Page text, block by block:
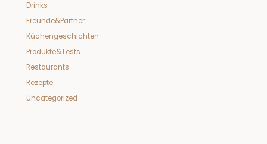
Drinks
Freunde&Partner
Küchengeschichten
Produkte&Tests
Restaurants
Rezepte
Uncategorized